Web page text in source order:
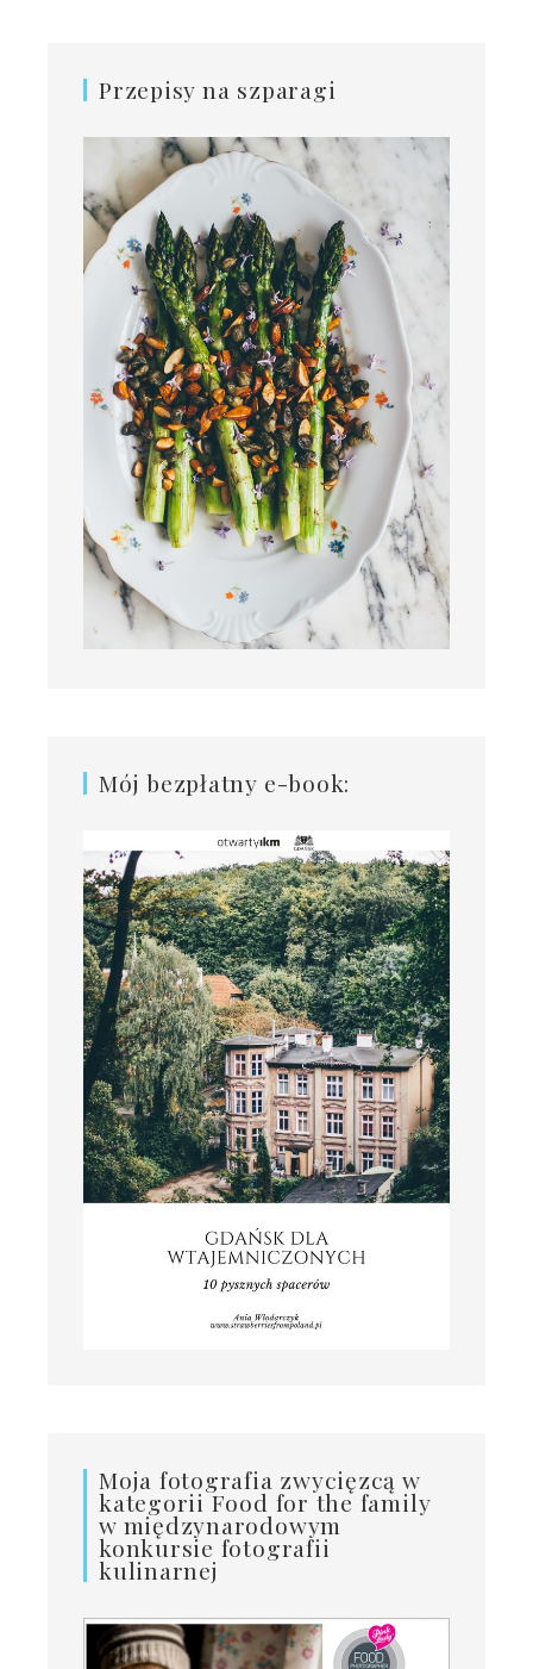
Przepisy na szparagi
Mój bezpłatny e-book:
Moja fotografia zwycięzcą w
kategorii Food for the family
w międzynarodowym
konkursie fotografii
kulinarnej